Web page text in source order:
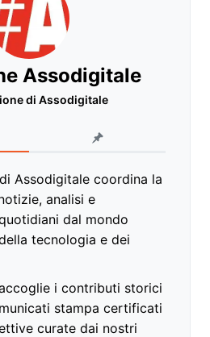
Assodigitale
di Assodigitale
Assodigitale coordina la
analisi e
dal mondo
tecnologia e dei
i contributi storici
stampa certificati
curate dai nostri